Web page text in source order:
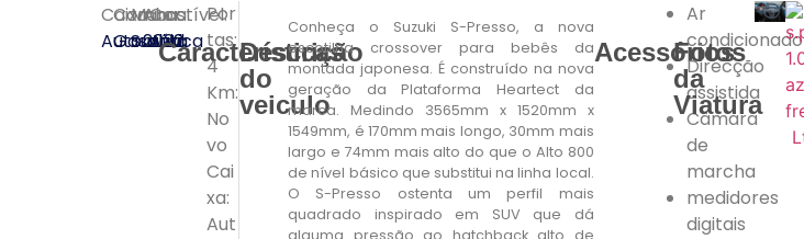
Caixa:
Automática
Combustível:
Gasolina
Marca:
Suzuki
Ano:
2022
Cor:
Azul
Características
Por
tas:
4
Km:
No
vo
Cai
xa:
Aut
Descrição
do
veiculo
Conheça o Suzuki S-Presso, a nova
escotilha crossover para bebês da
montada japonesa. É construído na nova
geração da Plataforma Heartect da
marca. Medindo 3565mm x 1520mm x
1549mm, é 170mm mais longo, 30mm mais
largo e 74mm mais alto do que o Alto 800
de nível básico que substitui na linha local.
O S-Presso ostenta um perfil mais
quadrado inspirado em SUV que dá
Acessórios
Ar
condicionado
Direcção
assistida
Câmara
de
marcha
medidores
digitais
Fotos
da
Viatura